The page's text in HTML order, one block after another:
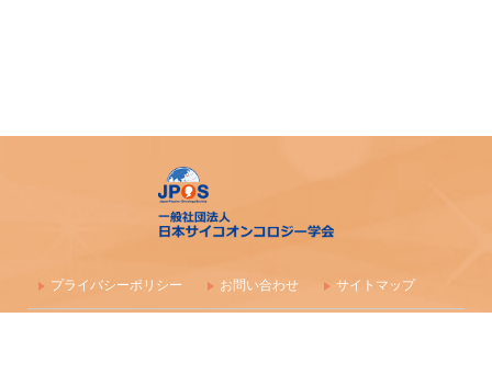
プライバシーポリシー お問い合わせ サイトマップ